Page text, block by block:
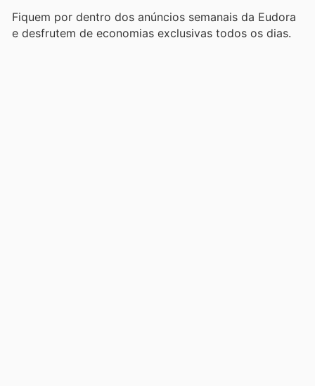
Fiquem por dentro dos anúncios semanais da Eudora
e desfrutem de economias exclusivas todos os dias.